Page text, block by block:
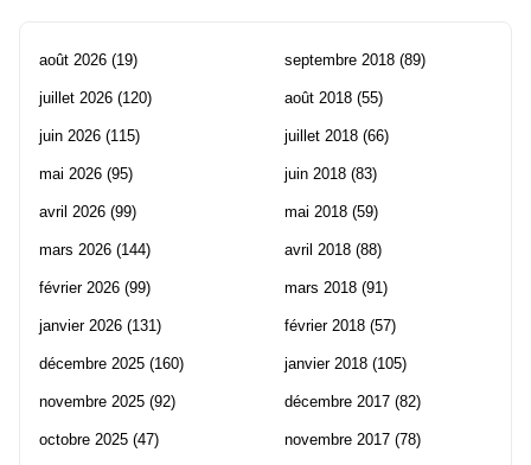
août 2026 (19)
juillet 2026 (120)
juin 2026 (115)
mai 2026 (95)
avril 2026 (99)
mars 2026 (144)
février 2026 (99)
janvier 2026 (131)
décembre 2025 (160)
novembre 2025 (92)
octobre 2025 (47)
septembre 2018 (89)
août 2018 (55)
juillet 2018 (66)
juin 2018 (83)
mai 2018 (59)
avril 2018 (88)
mars 2018 (91)
février 2018 (57)
janvier 2018 (105)
décembre 2017 (82)
novembre 2017 (78)